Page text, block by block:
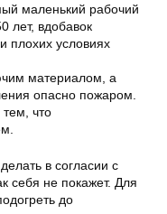
маленький рабочий
лет, вдобавок
плохих условиях
материалом, а
опасно пожаром.
тем, что
в согласии с
себя не покажет. Для
до